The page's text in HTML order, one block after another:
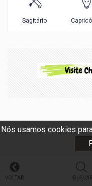
Nós usamos cookies
VOLTAR BUSCAR